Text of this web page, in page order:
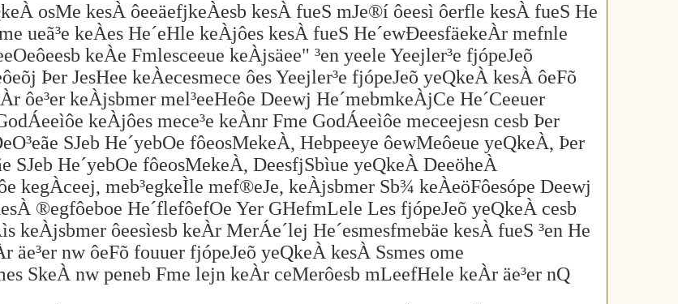
osMe kesÀ ôeeäefjkeÀesb kesÀ fueS mJe®í ôeesì ôerfle kesÀ fueS He
ueã³e keÀes He´eHle keÀjôes kesÀ fueS He´ewÐeesfäekeÀr mefnle
keÀe Fmlesceeue keÀjsäee" ³en yeele Yeejler³e fjópeJeõ
Þer JesHee keÀecesmece ôes Yeejler³e fjópeJeõ yeQkeÀ kesÀ ôeFõ
ôe³er keÀjsbmer mel³eeHeôe Deewj He´mebmkeÀjCe He´Ceeuer
keÀjôes mece³e keÀnr Fme GodÁeeìôe meceejesn cesb Þer
SJeb He´yebOe fôeosMekeÀ, Hebpeeye ôewMeôeue yeQkeÀ, Þer
SJeb He´yebOe fôeosMekeÀ, DeesfjSbìue yeQkeÀ DeeöheÀ
kegÀceej, meb³egkeÌle mef®eJe, keÀjsbmer Sb¾ keÀeöFôesópe Deewj
®egfôeboe He´flefôefOe Yer GHefmLele Les fjópeJeõ yeQkeÀ cesb
keÀjsbmer ôeesìesb keÀr MerÁe´lej He´esmesfmebäe kesÀ fueS ³en He
äe³er nw ôeFõ fouuer fjópeJeõ yeQkeÀ kesÀ Ssmes ome
SkeÀ nw peneb Fme lejn keÀr ceMerôesb mLeefHele keÀr äe³er nQ